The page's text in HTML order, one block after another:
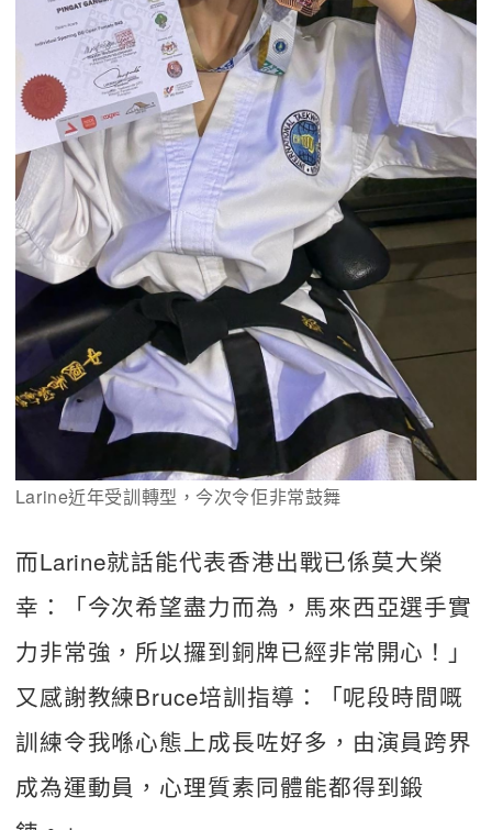
Larine近年受訓轉型，今次令佢非常鼓舞
而Larine就話能代表香港出戰已係莫大榮
幸：「今次希望盡力而為，馬來西亞選手實
力非常強，所以攞到銅牌已經非常開心！」
又感謝教練Bruce培訓指導：「呢段時間嘅
訓練令我喺心態上成長咗好多，由演員跨界
成為運動員，心理質素同體能都得到鍛